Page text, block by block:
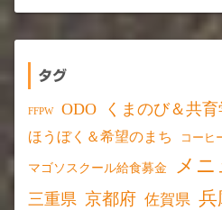
タグ
FFPW ODO くまのび＆共育
ほうぼく＆希望のまち コーヒ
マゴソスクール給食募金 メ
三重県 京都府 佐賀県 兵